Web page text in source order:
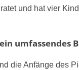
und hat vier
umfassendes
die Anfänge des